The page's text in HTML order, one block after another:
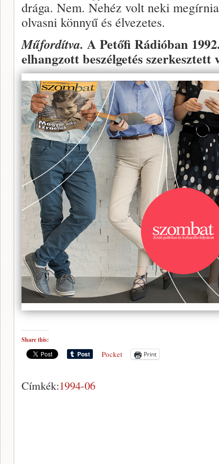
drága. Nem. Nehéz volt neki
olvasni könnyű és élvezetes.
Műfordítva. A Petőfi Rádióban
elhangzott beszélgetés szerkesztett
Share this:
Pocket Print
Címkék:1994-06